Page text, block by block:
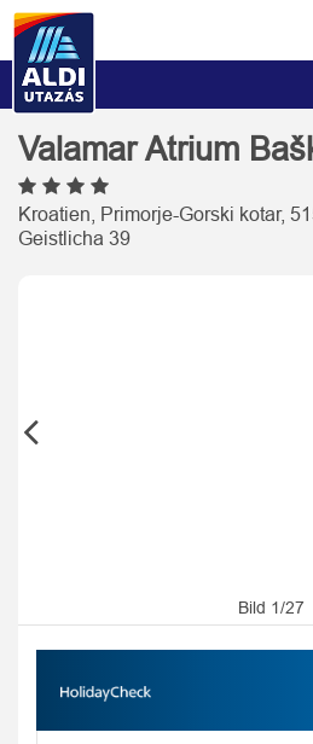
Valamar Atrium
Kroatien, Primorje-Gorski kotar,
Geistlicha 39
Bild 1/27